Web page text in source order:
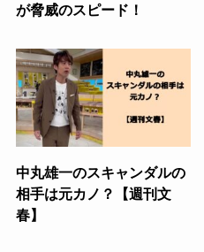
が脅威のスピード！
中丸雄一のスキャンダルの
相手は元カノ？【週刊文
春】